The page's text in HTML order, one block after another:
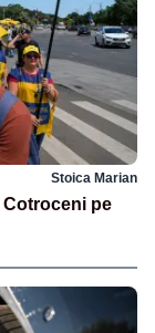
Stoica Marian
pe